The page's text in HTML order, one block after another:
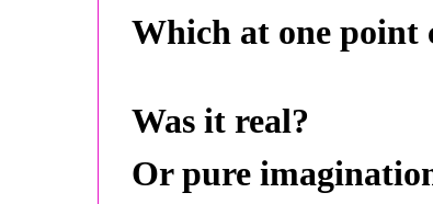
Which at one point
Was it real?
Or pure